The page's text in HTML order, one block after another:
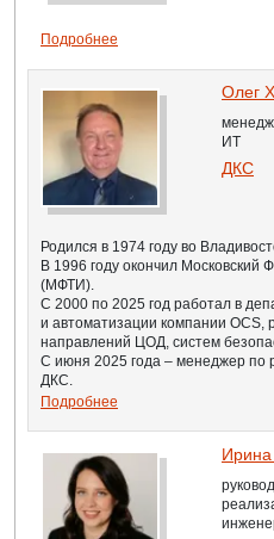
Подробнее
Олег
ИТ
ДКС
Родился в 1974 году во
В 1996 году окончил Московский
(МФТИ).
С 2000 по 2025 год работал в
и автоматизации компании OCS,
направлений ЦОД, систем
С июня 2025 года – менеджер по
ДКС.
Подробнее